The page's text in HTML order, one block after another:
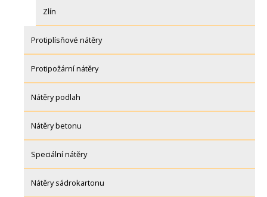
Zlín
Protiplísňové nátěry
Protipožární nátěry
Nátěry podlah
Nátěry betonu
Speciální nátěry
Nátěry sádrokartonu